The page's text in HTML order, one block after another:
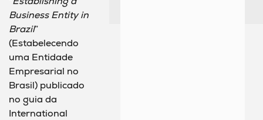
Business Entity in
Brazil”
(Estabelecendo
uma Entidade
Empresarial no
Brasil) publicado
no guia da
International